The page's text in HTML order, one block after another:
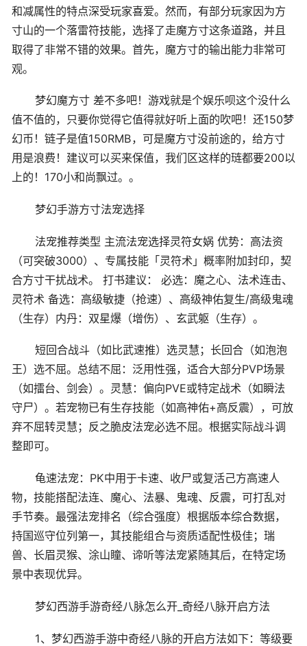
和减属性的特点深受玩家喜爱。然而，有部分玩家因为方
寸山的一个落雷符技能，选择了走魔方寸这条道路，并且
取得了非常不错的效果。首先，魔方寸的输出能力非常可
观。
梦幻魔方寸 差不多吧！游戏就是个娱乐呗这个没什么
值不值的，只要你觉得它值得就好听上面的吹吧！还150梦
幻币！链子是值150RMB，可是魔方寸没前途的，给方寸
用是浪费！建议可以买来保值，我们区这样的琏都要200以
上的！170小和尚飘过。。
梦幻手游方寸法宠选择
法宠推荐类型 主流法宠选择灵符女娲 优势：高法资
（可突破3000）、专属技能「灵符术」概率附加封印，契
合方寸干扰战术。 打书建议： 必选：魔之心、法术连击、
灵符术 备选：高级敏捷（抢速）、高级神佑复生/高级鬼魂
（生存）内丹：双星爆（增伤）、玄武躯（生存）。
短回合战斗（如比武速推）选灵慧；长回合（如泡泡
王）选不屈。总结不屈：泛用性强，适合大部分PVP场景
（如擂台、剑会）。灵慧：偏向PVE或特定战术（如瞬法
守尸）。若宠物已有生存技能（如高神佑+高反震），可放
弃不屈转灵慧；反之脆皮法宠必选不屈。根据实际战斗调
整即可。
龟速法宠：PK中用于卡速、收尸或复活己方高速人
物，技能搭配法连、魔心、法暴、鬼魂、反震，可打乱对
手节奏。最强法宠排名（综合强度）根据版本综合数据，
持国巡守位列第一，其技能组合与资质适配性极佳；瑞
兽、长眉灵猴、涂山瞳、谛听等法宠紧随其后，在特定场
景中表现优异。
梦幻西游手游奇经八脉怎么开_奇经八脉开启方法
1、梦幻西游手游中奇经八脉的开启方法如下：等级要